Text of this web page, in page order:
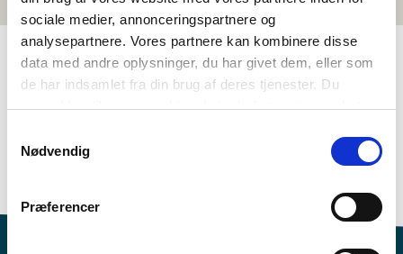
sociale medier, annonceringspartnere og
analysepartnere. Vores partnere kan kombinere disse
data med andre oplysninger, du har givet dem, eller som
de har indsamlet fra din brug af deres tjenester. Du
samtykker til vores cookies, hvis du fortsætter med at
Nødvendig
Præferencer
TAGS
Språkforståing - nabospråkundervisning
Geografi